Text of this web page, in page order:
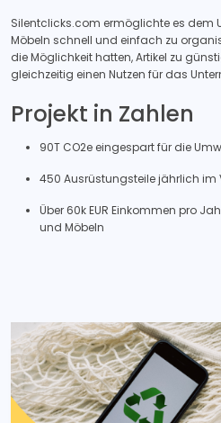
Silentclicks.com ermöglichte es dem
Möbeln schnell und einfach zu
die Möglichkeit hatten, Artikel zu
gleichzeitig einen Nutzen für das
Projekt in Zahlen
90T CO2e eingespart für die
450 Ausrüstungsteile jährlich im
Über 60k EUR Einkommen pro
und Möbeln